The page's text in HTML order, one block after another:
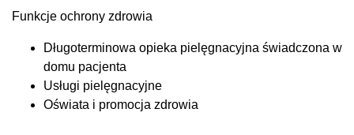
Funkcje ochrony zdrowia
Długoterminowa opieka pielęgnacyjna świadczona w
domu pacjenta
Usługi pielęgnacyjne
Oświata i promocja zdrowia